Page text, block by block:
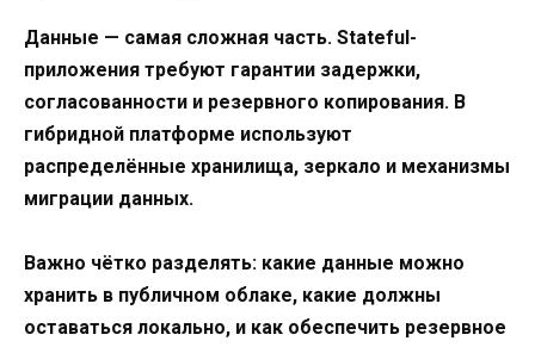
Данные — самая сложная часть. Stateful-
приложения требуют гарантии задержки,
согласованности и резервного копирования. В
гибридной платформе используют
распределённые хранилища, зеркало и механизмы
миграции данных.
Важно чётко разделять: какие данные можно
хранить в публичном облаке, какие должны
оставаться локально, и как обеспечить резервное